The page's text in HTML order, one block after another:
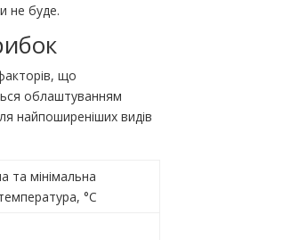
не буде.
що
облаштуванням
найпоширеніших видів
та мінімальна
°C